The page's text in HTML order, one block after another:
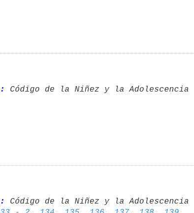
Código de la Niñez y la Adolescencia
Código de la Niñez y la Adolescencia